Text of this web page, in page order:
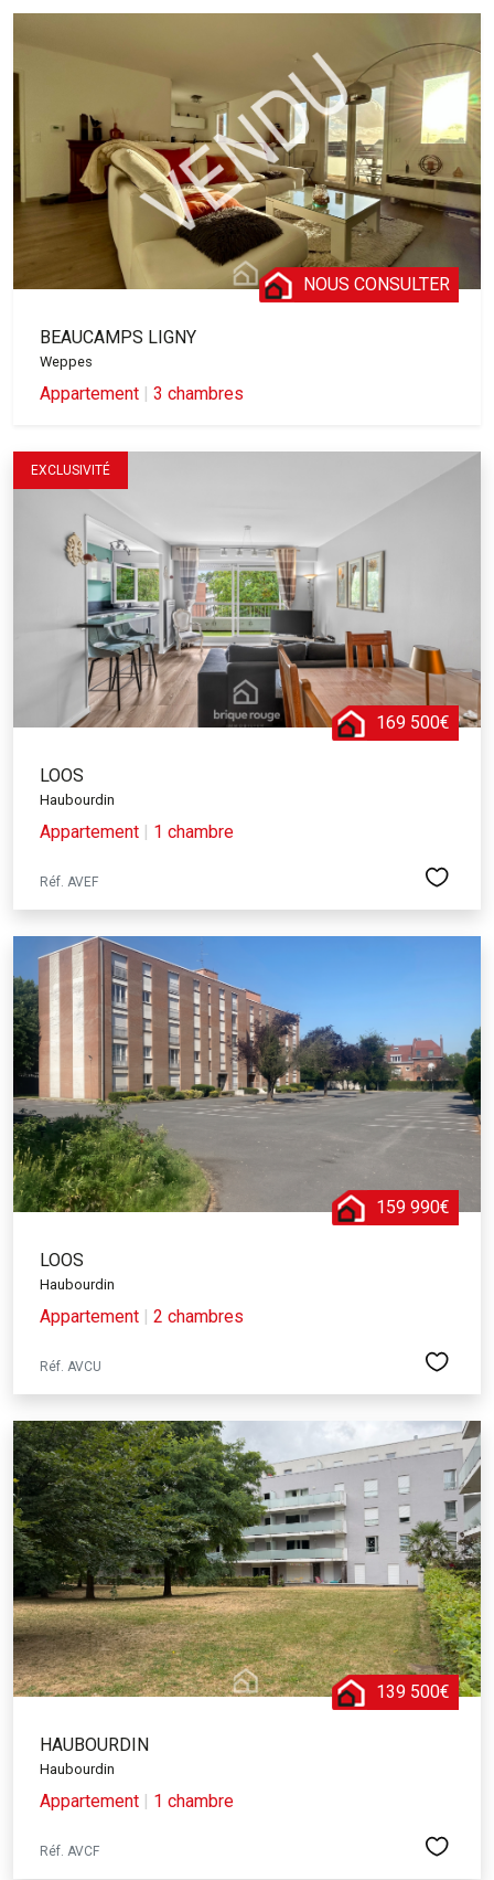
NOUS CONSULTER
BEAUCAMPS LIGNY
Weppes
Appartement | 3 chambres
EXCLUSIVITÉ
169 500€
LOOS
Haubourdin
Appartement | 1 chambre
Réf. AVEF
159 990€
LOOS
Haubourdin
Appartement | 2 chambres
Réf. AVCU
139 500€
HAUBOURDIN
Haubourdin
Appartement | 1 chambre
Réf. AVCF